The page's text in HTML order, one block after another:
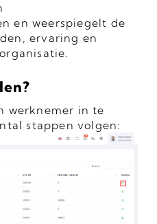
en weerspiegelt de
ervaring en
werknemer in te
stappen volgen: